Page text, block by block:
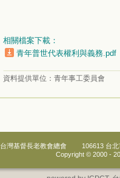
相關檔案下載：
青年普世代表權利與義務.pdf
資料提供單位： 青年事工委員會
台灣基督長老教會總會
106613 台
Copyright © 2000 -